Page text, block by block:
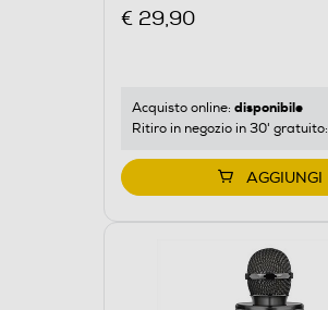
€ 29,90
Acquisto online: disponibile
Ritiro in negozio in 30' gratuito:
AGGIUNGI